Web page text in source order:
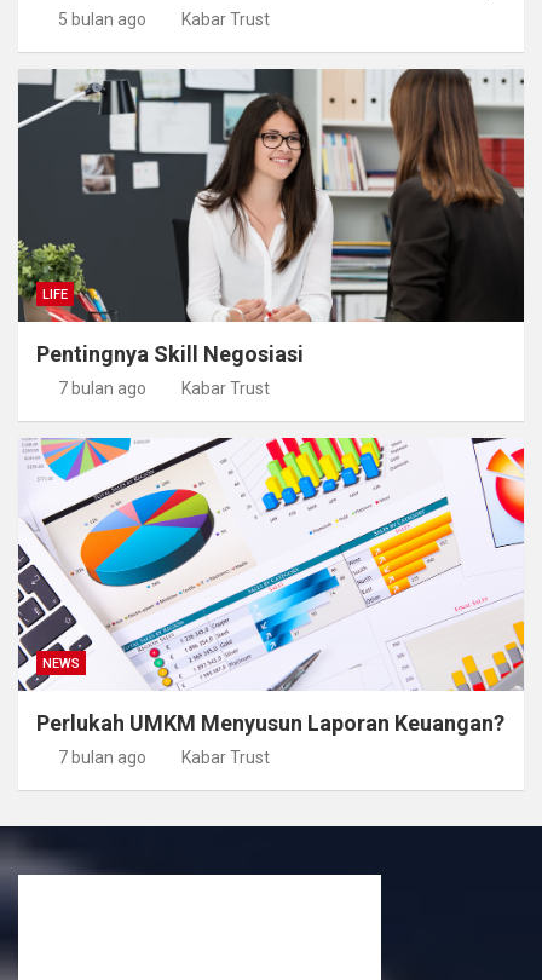
5 bulan ago Kabar Trust
LIFE
Pentingnya Skill Negosiasi
7 bulan ago Kabar Trust
NEWS
Perlukah UMKM Menyusun Laporan Keuangan?
7 bulan ago Kabar Trust